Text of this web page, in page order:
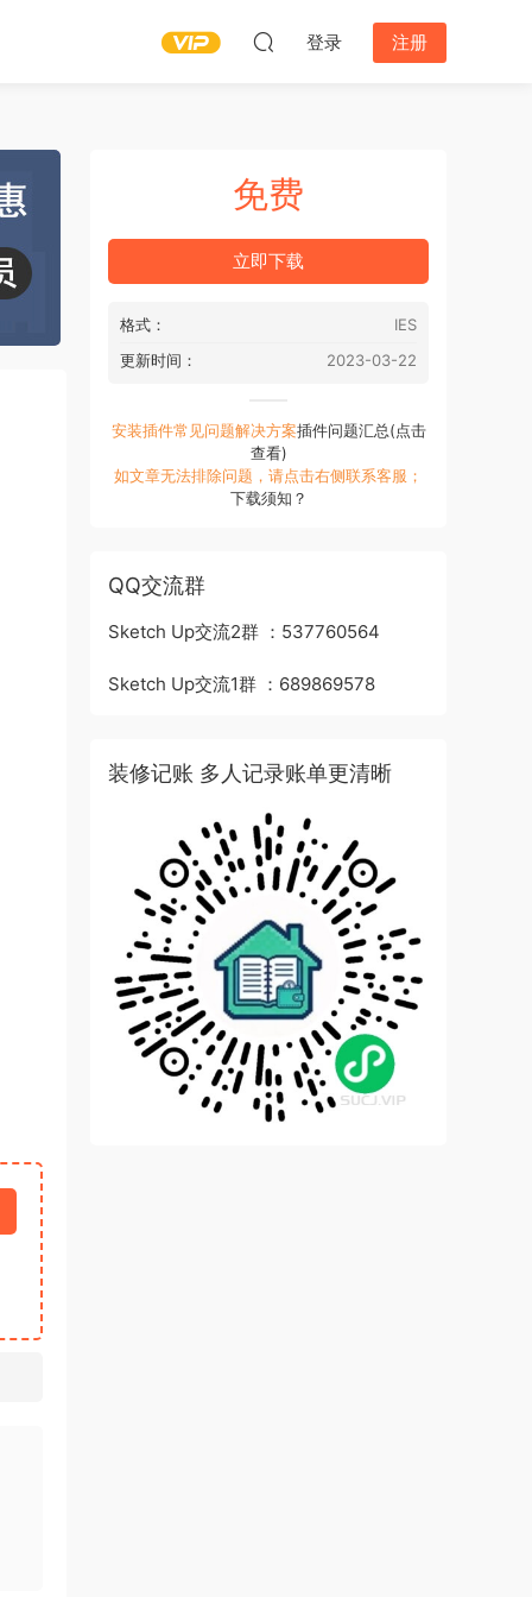
登录 注册
免费
立即下载
格式：
IES
更新时间：
2023-03-22
安装插件常见问题解决方案插件问题汇总(点击
查看)
如文章无法排除问题，请点击右侧联系客服；
下载须知？
QQ交流群
Sketch Up交流2群 ：537760564
Sketch Up交流1群 ：689869578
装修记账 多人记录账单更清晰